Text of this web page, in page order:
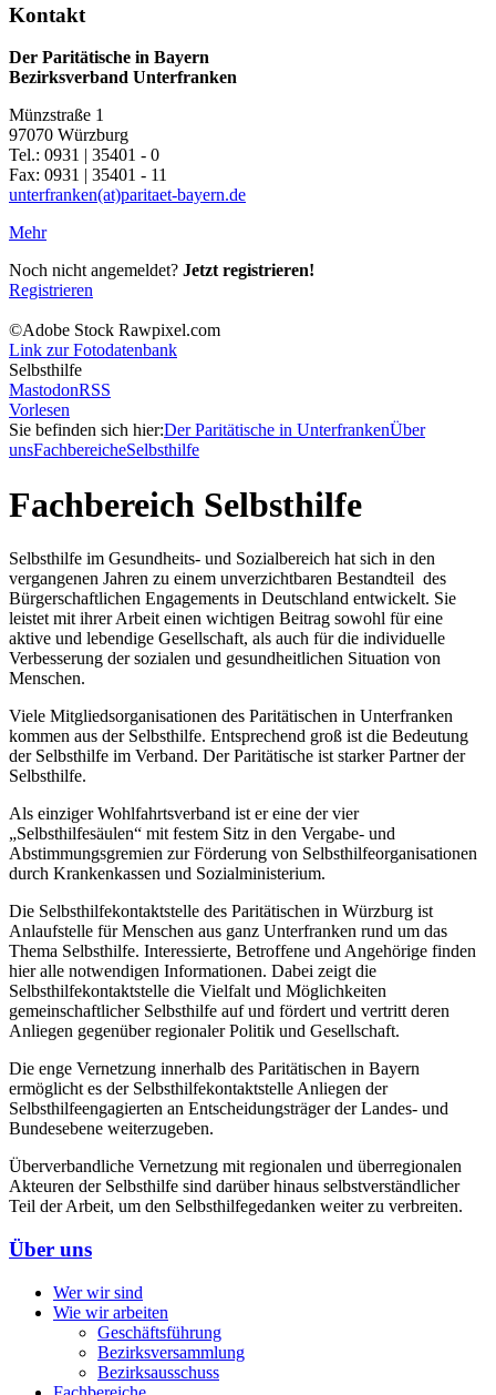
Kontakt
Der Paritätische in Bayern
Bezirksverband Unterfranken
Münzstraße 1
97070 Würzburg
Tel.: 0931 | 35401 - 0
Fax: 0931 | 35401 - 11
unterfranken(at)paritaet-bayern.de
Mehr
Noch nicht angemeldet? Jetzt registrieren!
Registrieren
©Adobe Stock Rawpixel.com
Link zur Fotodatenbank
Selbsthilfe
MastodonRSS
Vorlesen
Sie befinden sich hier:Der Paritätische in UnterfrankenÜber
unsFachbereicheSelbsthilfe
Fachbereich Selbsthilfe
Selbsthilfe im Gesundheits- und Sozialbereich hat sich in den
vergangenen Jahren zu einem unverzichtbaren Bestandteil des
Bürgerschaftlichen Engagements in Deutschland entwickelt. Sie
leistet mit ihrer Arbeit einen wichtigen Beitrag sowohl für eine
aktive und lebendige Gesellschaft, als auch für die individuelle
Verbesserung der sozialen und gesundheitlichen Situation von
Menschen.
Viele Mitgliedsorganisationen des Paritätischen in Unterfranken
kommen aus der Selbsthilfe. Entsprechend groß ist die Bedeutung
der Selbsthilfe im Verband. Der Paritätische ist starker Partner der
Selbsthilfe.
Als einziger Wohlfahrtsverband ist er eine der vier
„Selbsthilfesäulen“ mit festem Sitz in den Vergabe- und
Abstimmungsgremien zur Förderung von Selbsthilfeorganisationen
durch Krankenkassen und Sozialministerium.
Die Selbsthilfekontaktstelle des Paritätischen in Würzburg ist
Anlaufstelle für Menschen aus ganz Unterfranken rund um das
Thema Selbsthilfe. Interessierte, Betroffene und Angehörige finden
hier alle notwendigen Informationen. Dabei zeigt die
Selbsthilfekontaktstelle die Vielfalt und Möglichkeiten
gemeinschaftlicher Selbsthilfe auf und fördert und vertritt deren
Anliegen gegenüber regionaler Politik und Gesellschaft.
Die enge Vernetzung innerhalb des Paritätischen in Bayern
ermöglicht es der Selbsthilfekontaktstelle Anliegen der
Selbsthilfeengagierten an Entscheidungsträger der Landes- und
Bundesebene weiterzugeben.
Überverbandliche Vernetzung mit regionalen und überregionalen
Akteuren der Selbsthilfe sind darüber hinaus selbstverständlicher
Teil der Arbeit, um den Selbsthilfegedanken weiter zu verbreiten.
Über uns
Wer wir sind
Wie wir arbeiten
Geschäftsführung
Bezirksversammlung
Bezirksausschuss